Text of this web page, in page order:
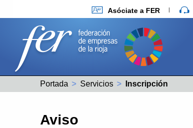
Asóciate a FER
Portada Servicios Actual:
Inscripción
Aviso